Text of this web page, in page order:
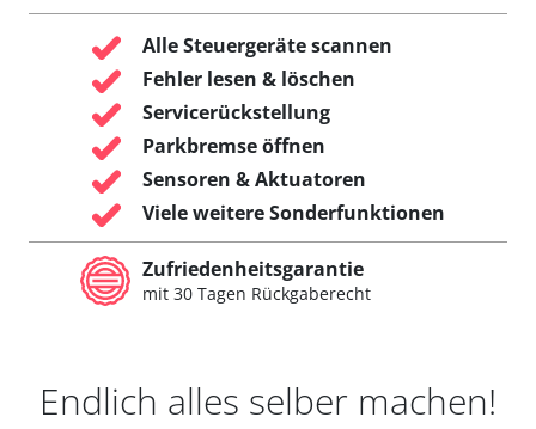
Alle Steuergeräte scannen
Fehler lesen & löschen
Servicerückstellung
Parkbremse öffnen
Sensoren & Aktuatoren
Viele weitere Sonderfunktionen
Zufriedenheitsgarantie
mit 30 Tagen Rückgaberecht
Endlich alles selber machen!